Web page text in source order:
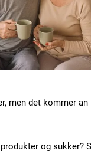
men det kommer an
og sukker?